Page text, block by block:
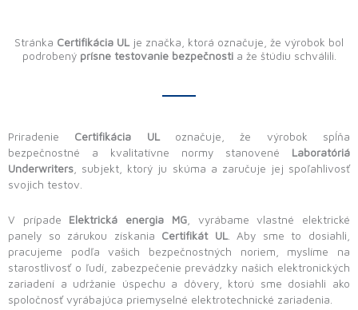
Stránka Certifikácia UL je značka, ktorá označuje, že výrobok bol
podrobený prísne testovanie bezpečnostia že štúdiu schválili.
Priradenie Certifikácia ULoznačuje, že výrobok spĺňa
bezpečnostné a kvalitatívne normy stanovené Laboratóriá
Underwriters , subjekt, ktorý ju skúma a zaručuje jej spoľahlivosť
svojich testov.
V prípade Elektrická energia MG, vyrábame vlastné elektrické
panely so zárukou získania Certifikát UL. Aby sme to dosiahli,
pracujeme podľa vašich bezpečnostných noriem, myslíme na
starostlivosť o ľudí, zabezpečenie prevádzky našich elektronických
zariadení a udržanie úspechu a dôvery, ktorú sme dosiahli ako
spoločnosť vyrábajúca priemyselné elektrotechnické zariadenia.